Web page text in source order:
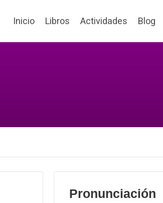
Inicio Libros Actividades Blog
Pronunciación